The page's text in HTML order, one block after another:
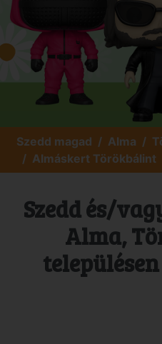
Szedd magad Alma
Almáskert Törökbálint
Szedd és/
Alma,